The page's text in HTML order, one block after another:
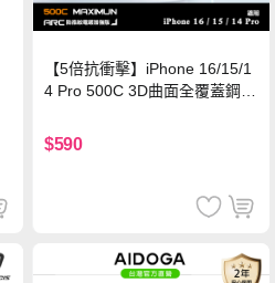
【5倍抗衝擊】iPhone 16/15/1
4 Pro 500C 3D曲面全覆蓋鋼化
保護貼
$590